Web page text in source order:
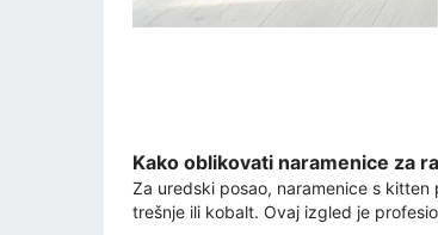
Kako oblikovati naramenice za
Za uredski posao, naramenice s
trešnje ili kobalt. Ovaj izgled je